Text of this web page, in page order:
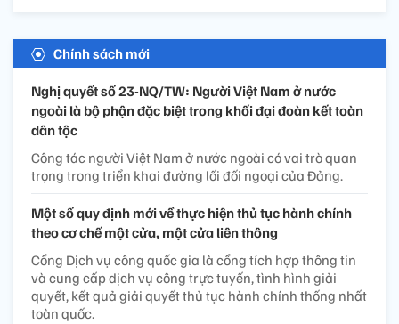
Chính sách mới
Nghị quyết số 23-NQ/TW: Người Việt Nam ở nước
ngoài là bộ phận đặc biệt trong khối đại đoàn kết toàn
dân tộc
Công tác người Việt Nam ở nước ngoài có vai trò quan
trọng trong triển khai đường lối đối ngoại của Đảng.
Một số quy định mới về thực hiện thủ tục hành chính
theo cơ chế một cửa, một cửa liên thông
Cổng Dịch vụ công quốc gia là cổng tích hợp thông tin
và cung cấp dịch vụ công trực tuyến, tình hình giải
quyết, kết quả giải quyết thủ tục hành chính thống nhất
toàn quốc.